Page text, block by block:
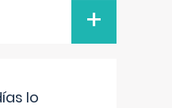
+
lo